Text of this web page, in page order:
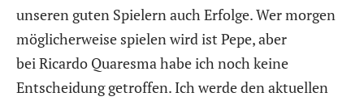
unseren guten Spielern auch Erfolge. Wer morgen
möglicherweise spielen wird ist Pepe, aber
bei Ricardo Quaresma habe ich noch keine
Entscheidung getroffen. Ich werde den aktuellen